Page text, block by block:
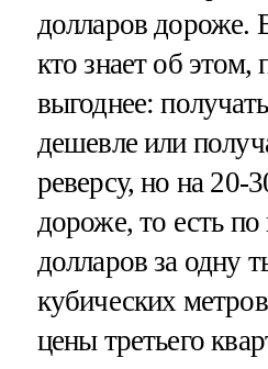
долларов дороже.
кто знает об этом,
выгоднее:
дешевле или
реверсу, но на 20-
дороже, то есть
долларов за одну
кубических
цены третьего